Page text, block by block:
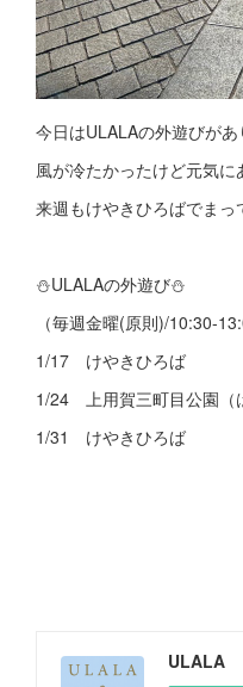
今日はULALAの外遊びがあ
風が冷たかったけど元気に
来週もけやきひろばでまっ
⛄ULALAの外遊び⛄
（毎週金曜(原則)/10:30-
1/17 けやきひろば
1/24 上用賀三町目公園（
1/31 けやきひろば
ULALA